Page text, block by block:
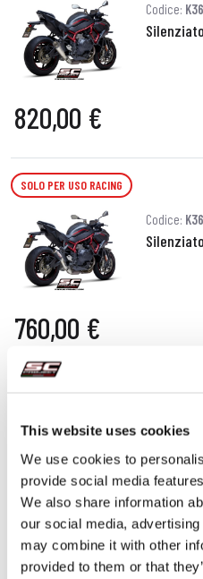
This website uses cookies
We use cookies to
provide social media
We also share information
our social media,
may combine it with other
provided to them or that
Codice:
820,00 €
SOLO PER USO RACING
Codice:
760,00 €
Codice:
760,00 €